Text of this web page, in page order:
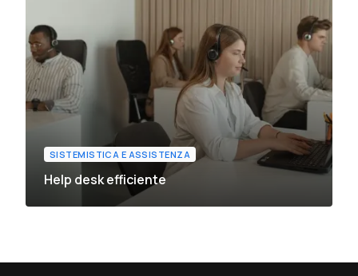
SISTEMISTICA E ASSISTENZA
Help desk efficiente